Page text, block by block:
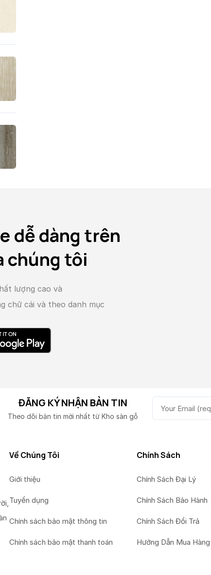
dễ dàng trên
chúng tôi
lượng cao và
chữ cái và theo danh mục
ĐĂNG KÝ NHẬN BẢN TIN
Theo dõi bản tin mời nhất từ Kho sàn gỗ
Về Chúng Tôi
Giới thiệu
Tuyển dụng
Chính sách bảo mật thông tin
Chính sách bảo mật thanh toán
Chính Sách
Chính Sách Đại Lý
Chính Sách Bảo Hành
Chính Sách Đổi Trả
Hướng Dẫn Mua Hàng